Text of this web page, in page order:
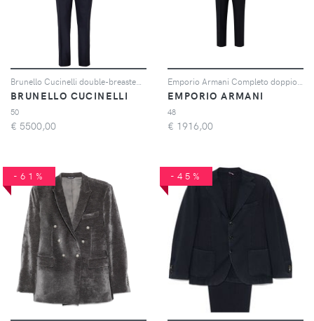
BRUNELLO CUCINELLI
50
€ 5500,00
EMPORIO ARMANI
48
€ 1916,00
-61% -45%